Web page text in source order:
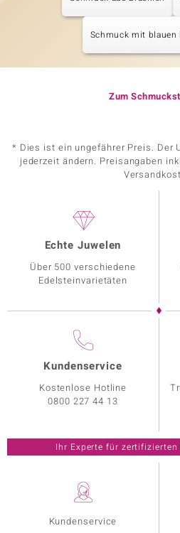
Schmuck mit blauen
Zum
* Dies ist ein ungefährer Preis. Der
jederzeit ändern. Preisangaben
Kundenservice
Echte Juwelen
Über 500 verschiedene
Edelsteinvarietäten
Kundenservice
Kostenlose Hotline
0800 227 44 13
Ihr Experte für zertifizierten